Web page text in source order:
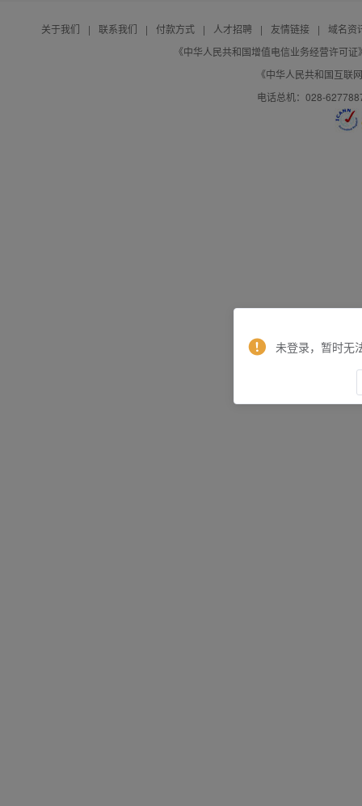
关于我们 | 联系我们 | 付款方式 | 人才招聘 | 友情链接 |
域名资
《中华人民共和国增值电信业务经营许可
《中华人民共和国互联
电话总机：028-
未登录，暂时无